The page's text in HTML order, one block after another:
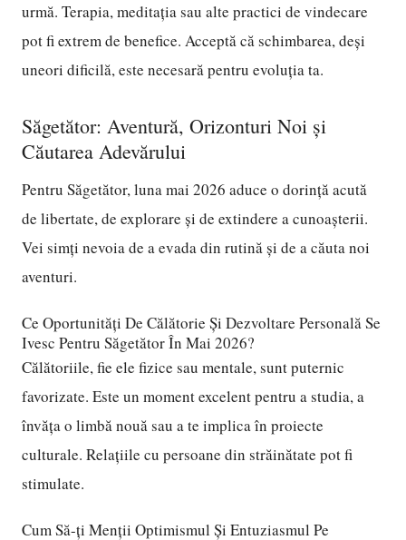
urmă. Terapia, meditația sau alte practici de vindecare
pot fi extrem de benefice. Acceptă că schimbarea, deși
uneori dificilă, este necesară pentru evoluția ta.
Săgetător: Aventură, Orizonturi Noi și
Căutarea Adevărului
Pentru Săgetător, luna mai 2026 aduce o dorință acută
de libertate, de explorare și de extindere a cunoașterii.
Vei simți nevoia de a evada din rutină și de a căuta noi
aventuri.
Ce Oportunități De Călătorie Și Dezvoltare Personală Se
Ivesc Pentru Săgetător În Mai 2026?
Călătoriile, fie ele fizice sau mentale, sunt puternic
favorizate. Este un moment excelent pentru a studia, a
învăța o limbă nouă sau a te implica în proiecte
culturale. Relațiile cu persoane din străinătate pot fi
stimulate.
Cum Să-ți Menții Optimismul Și Entuziasmul Pe